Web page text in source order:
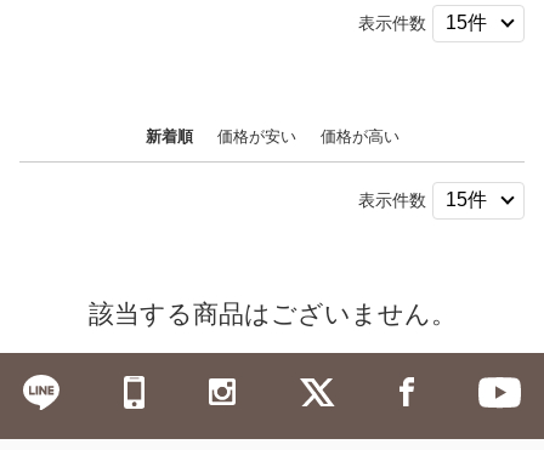
表示件数
新着順 価格が安い 価格が高い
表示件数
該当する商品はございません。